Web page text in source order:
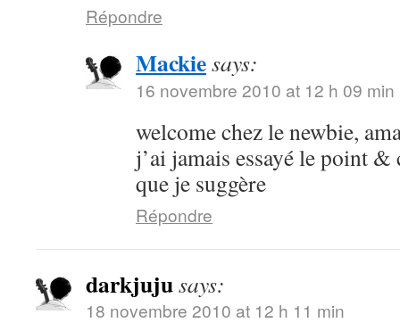
Répondre
Mackiesays:
16 novembre 2010 at 12 h 09 min
welcome chez le newbie,
j’ai jamais essayé le point
que je suggère
Répondre
darkjujusays:
18 novembre 2010 at 12 h 11 min